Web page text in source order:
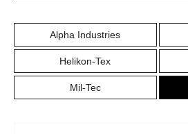
Alpha Industries
Helikon-Tex
Mil-Tec